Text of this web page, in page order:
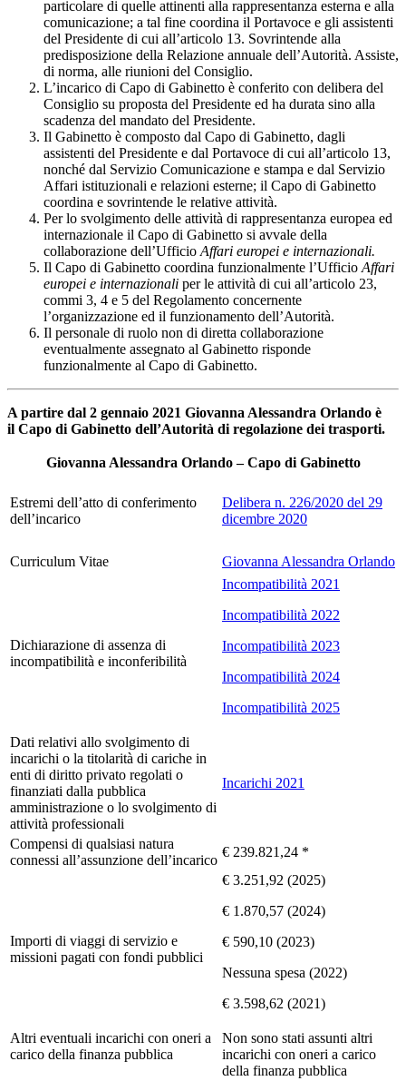
particolare di quelle attinenti alla rappresentanza esterna e alla
comunicazione; a tal fine coordina il Portavoce e gli assistenti
del Presidente di cui all’articolo 13. Sovrintende alla
predisposizione della Relazione annuale dell’Autorità. Assiste,
di norma, alle riunioni del Consiglio.
L’incarico di Capo di Gabinetto è conferito con delibera del
Consiglio su proposta del Presidente ed ha durata sino alla
scadenza del mandato del Presidente.
Il Gabinetto è composto dal Capo di Gabinetto, dagli
assistenti del Presidente e dal Portavoce di cui all’articolo 13,
nonché dal Servizio Comunicazione e stampa e dal Servizio
Affari istituzionali e relazioni esterne; il Capo di Gabinetto
coordina e sovrintende le relative attività.
Per lo svolgimento delle attività di rappresentanza europea ed
internazionale il Capo di Gabinetto si avvale della
collaborazione dell’Ufficio Affari europei e internazionali.
Il Capo di Gabinetto coordina funzionalmente l’Ufficio Affari
europei e internazionali per le attività di cui all’articolo 23,
commi 3, 4 e 5 del Regolamento concernente
l’organizzazione ed il funzionamento dell’Autorità.
Il personale di ruolo non di diretta collaborazione
eventualmente assegnato al Gabinetto risponde
funzionalmente al Capo di Gabinetto.
A partire dal 2 gennaio 2021 Giovanna Alessandra Orlando è
il Capo di Gabinetto dell’Autorità di regolazione dei trasporti.
Giovanna Alessandra Orlando – Capo di Gabinetto
Estremi dell’atto di conferimento
dell’incarico
Delibera n. 226/2020 del 29
dicembre 2020
Curriculum Vitae Giovanna Alessandra Orlando
Dichiarazione di assenza di
incompatibilità e inconferibilità
Incompatibilità 2021
Incompatibilità 2022
Incompatibilità 2023
Incompatibilità 2024
Incompatibilità 2025
Dati relativi allo svolgimento di
incarichi o la titolarità di cariche in
enti di diritto privato regolati o
finanziati dalla pubblica
amministrazione o lo svolgimento di
attività professionali
Incarichi 2021
Compensi di qualsiasi natura
connessi all’assunzione dell’incarico
€ 239.821,24 *
Importi di viaggi di servizio e
missioni pagati con fondi pubblici
€ 3.251,92 (2025)
€ 1.870,57 (2024)
€ 590,10 (2023)
Nessuna spesa (2022)
€ 3.598,62 (2021)
Altri eventuali incarichi con oneri a
carico della finanza pubblica
Non sono stati assunti altri
incarichi con oneri a carico
della finanza pubblica